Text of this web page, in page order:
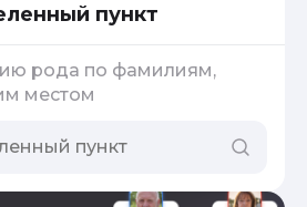
пункт
рода по фамилиям,
местом